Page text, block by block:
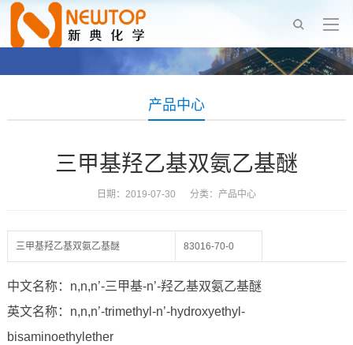
产品中心
三甲基羟乙基双氨乙基醚
日期：2019-07-30 分类： 产品中心
三甲基羟乙基双氨乙基醚 83016-70-0
中文名称：n,n,n’-三甲基-n’-羟乙基双氨乙基醚
英文名称：n,n,n’-trimethyl-n’-hydroxyethyl-
bisaminoethylether